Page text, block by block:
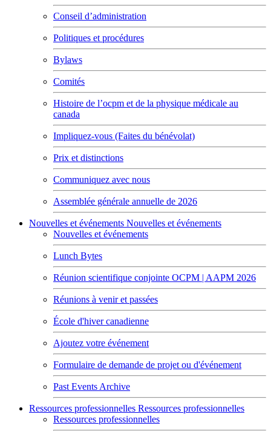
Conseil d’administration
Politiques et procédures
Bylaws
Comités
Histoire de l’ocpm et de la physique médicale au
canada
Impliquez-vous (Faites du bénévolat)
Prix et distinctions
Communiquez avec nous
Assemblée générale annuelle de 2026
Nouvelles et événements Nouvelles et événements
Nouvelles et événements
Lunch Bytes
Réunion scientifique conjointe OCPM | AAPM 2026
Réunions à venir et passées
École d'hiver canadienne
Ajoutez votre événement
Formulaire de demande de projet ou d'événement
Past Events Archive
Ressources professionnelles Ressources professionnelles
Ressources professionnelles